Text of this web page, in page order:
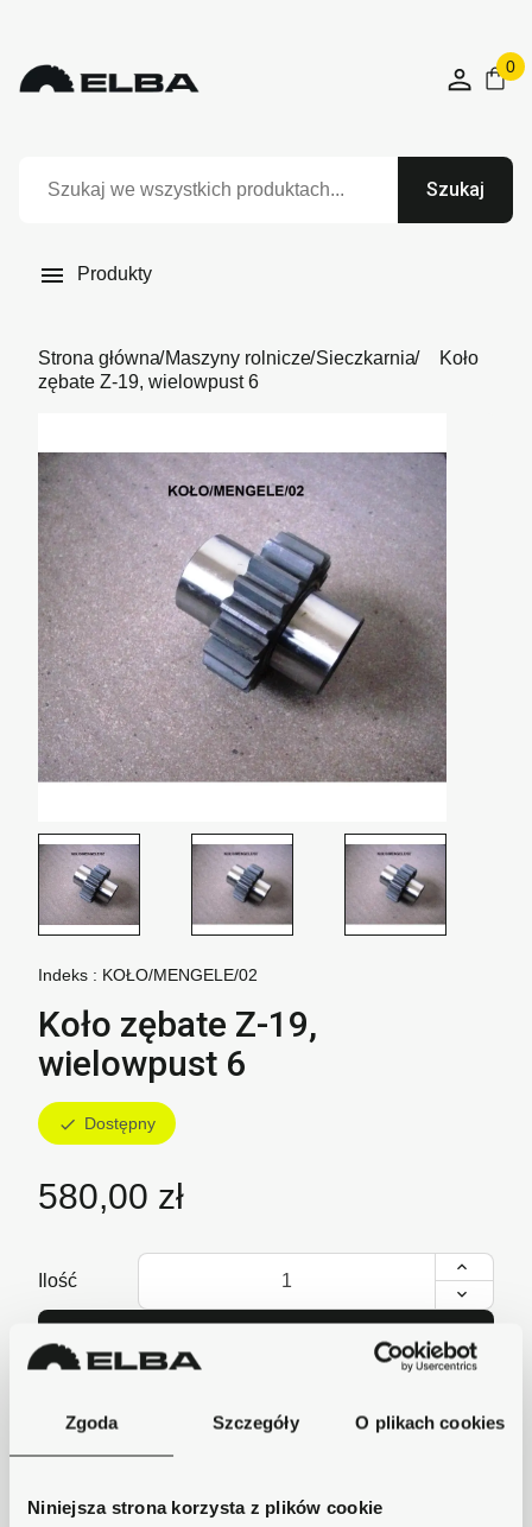
Zgoda Szczegóły O plikach cookies
Niniejsza strona korzysta z plików cookie
0
Szukaj
 Produkty
Strona główna Maszyny rolnicze Sieczkarnia
Koło
zębate Z-19, wielowpust 6
Indeks : KOŁO/MENGELE/02
Koło zębate Z-19,
wielowpust 6
check Dostępny
580,00 zł
Ilość